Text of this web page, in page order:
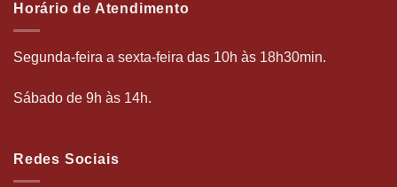
Horário de Atendimento
Segunda-feira a sexta-feira das 10h às 18h30min.
Sábado de 9h às 14h.
Redes Sociais